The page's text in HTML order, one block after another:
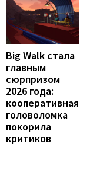
Big Walk стала
главным
сюрпризом
2026 года:
кооперативная
головоломка
покорила
критиков